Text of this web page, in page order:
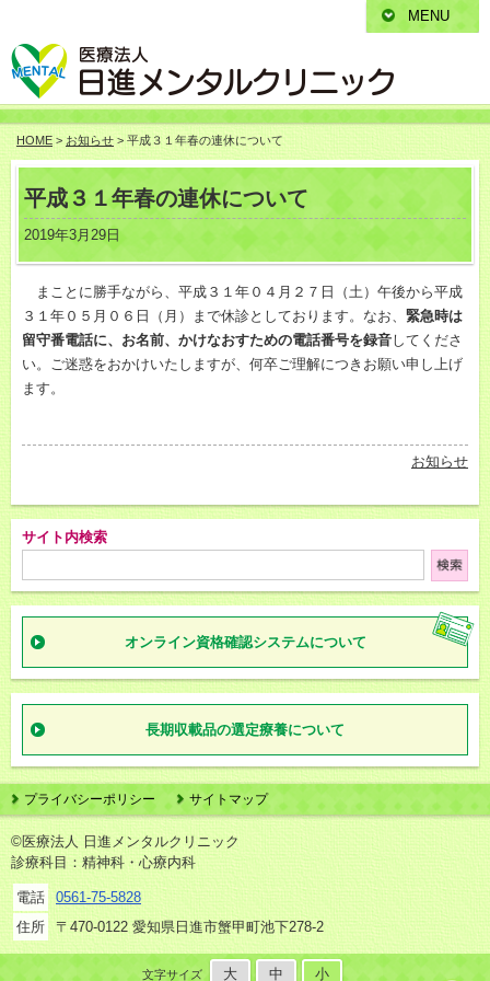
HOME > お知らせ > 平成３１年春の連休について
平成３１年春の連休について
2019年3月29日
まことに勝手ながら、平成３１年０４月２７日（土）午後から平成
３１年０５月０６日（月）まで休診としております。なお、 緊急時は
留守番電話に、お名前、かけなおすための電話番号を録音してくださ
い。ご迷惑をおかけいたしますが、何卒ご理解につきお願い申し上げ
ます。
お知らせ
MENU
サイト内検索
オンライン資格確認システムについて
長期収載品の選定療養について
プライバシーポリシー サイトマップ
©医療法人 日進メンタルクリニック
診療科目：精神科・心療内科
電話
0561-75-5828
住所
〒470-0122 愛知県日進市蟹甲町池下278-2
文字サイズ 大 中 小